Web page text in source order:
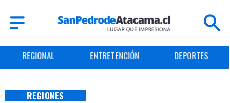
ENTRETENCIÓN DEPORTES CULTURA
REGIONES